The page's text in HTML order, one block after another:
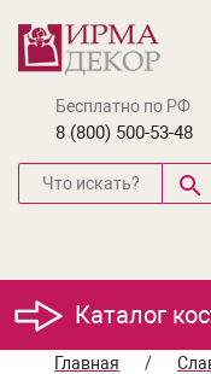
Бесплатно по РФ
8 (800) 500-53-48
Каталог
Главная
/